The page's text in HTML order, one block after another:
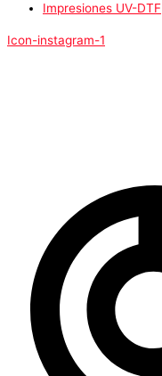
Impresiones UV-DTF
Icon-instagram-1